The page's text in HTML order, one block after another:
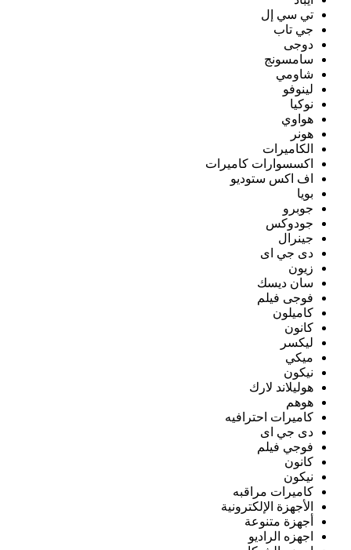
تي سي إل
جي تاب
دوجى
سامسونج
شاومي
لينوفو
نوكيا
هواوي
هونر
الكاميرات
اكسسوارات كاميرات
اف اكس ستوديو
بويا
جوبرو
جودوكس
جينرال
دى جي اى
زيون
سان ديسك
فوجى فيلم
كاميلون
كانون
ليكسر
ميكي
نيكون
هوليلاند لارك
هوهم
كاميرات احترافيه
دى جي اى
فوجي فيلم
كانون
نيكون
كاميرات مراقبه
الأجهزة الإلكترونية
أجهزة متنوعة
اجهزه الراديو